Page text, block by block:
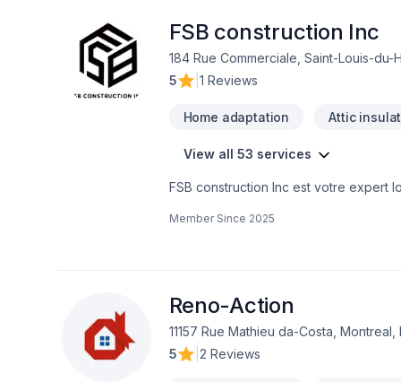
FSB construction Inc
184 Rue Commerciale, Saint-Louis-du-
5
1 Reviews
Home adaptation Attic
View all 53 services
FSB construction Inc est votre expert local en Rénovation et
accompagne à chaque étape, avec
Member Since 2025
Reno-Action
11157 Rue Mathieu da-Costa, Montreal,
5
2 Reviews